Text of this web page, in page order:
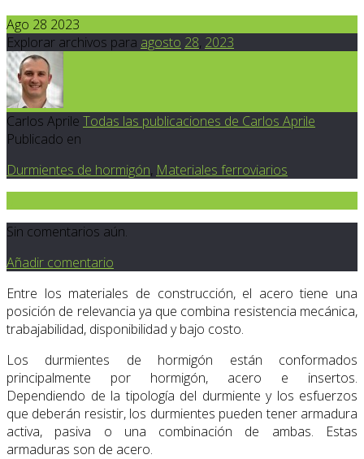
Ago 28 2023
Explorar archivos para agosto 28, 2023
Carlos Aprile Todas las publicaciones de Carlos Aprile
Publicado en
Durmientes de hormigón, Materiales ferroviarios
Sin comentarios aún.
Añadir comentario
Entre los materiales de construcción, el acero tiene una
posición de relevancia ya que combina resistencia mecánica,
trabajabilidad, disponibilidad y bajo costo.
Los durmientes de hormigón están conformados
principalmente por hormigón, acero e insertos.
Dependiendo de la tipología del durmiente y los esfuerzos
que deberán resistir, los durmientes pueden tener armadura
activa, pasiva o una combinación de ambas. Estas
armaduras son de acero.